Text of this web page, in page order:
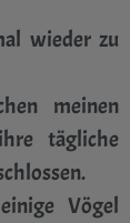
wieder zu
meinen
tägliche
Vögel